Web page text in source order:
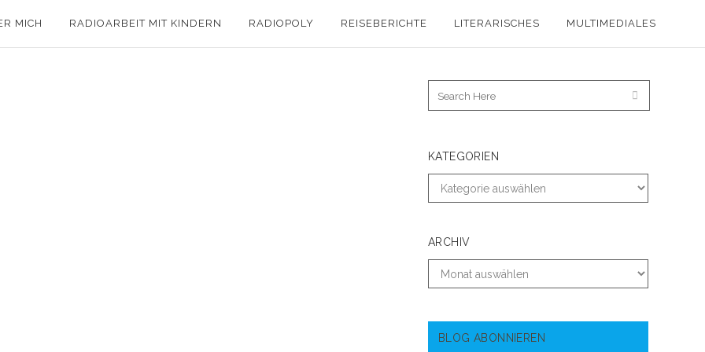
MICH RADIOARBEIT MIT KINDERN RADIOPOLY REISEBERICHTE LITERARISCHES MULTIMEDIALES
KATEGORIEN
ARCHIV
BLOG ABONNIEREN